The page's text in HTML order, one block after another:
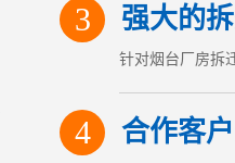
3 强大的
针对烟台厂房拆
4 合作客